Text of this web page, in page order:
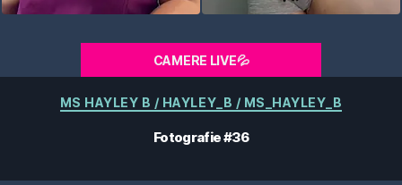
CAMERE LIVE💦
Categorii
MS HAYLEY B / HAYLEY_B / MS_HAYLEY_B
Fotografie #36